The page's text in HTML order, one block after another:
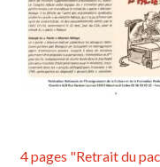
4 pages "Retrait du